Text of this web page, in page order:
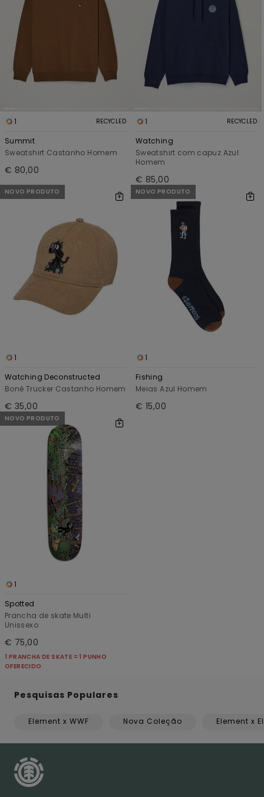
1 RECYCLED
Summit
Sweatshirt Castanho Homem
€ 80,00
1 RECYCLED
Watching
Sweatshirt com capuz Azul
Homem
€ 85,00
NOVO PRODUTO
1
Watching Deconstructed
Boné Trucker Castanho Homem
€ 35,00
NOVO PRODUTO
1
Fishing
Meias Azul Homem
€ 15,00
NOVO PRODUTO
1
Spotted
Prancha de skate Multi
Unissexo
€ 75,00
1 PRANCHA DE SKATE = 1 PUNHO
OFERECIDO
Pesquisas Populares
Element x WWF Nova Coleção Element x